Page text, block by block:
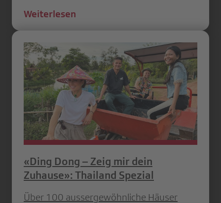
Weiterlesen
«Ding Dong – Zeig mir dein
Zuhause»: Thailand Spezial
Über 100 aussergewöhnliche Häuser